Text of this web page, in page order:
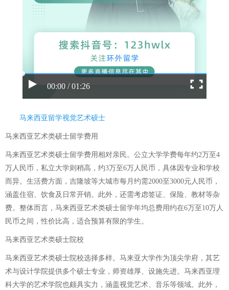
00:00 / 01:26
马来西亚留学视觉艺术硕士
马来西亚艺术类硕士留学费用
马来西亚艺术类硕士留学费用相对亲民。公立大学学费每年约2万至4
万人民币，私立大学则稍高，约3万至6万人民币，具体因专业和学校
而异。生活费方面，吉隆坡等大城市每月约需2000至3000元人民币，
涵盖住宿、饮食及日常开销。此外，还需考虑签证、保险、教材等杂
费。整体而言，马来西亚艺术类硕士留学年均总费用约在6万至10万人
民币之间，性价比高，适合预算有限的学生。
马来西亚艺术类硕士院校
马来西亚艺术类硕士院校选择多样。马来亚大学作为顶尖学府，其艺
术与设计学院提供多个硕士专业，师资雄厚、设施先进。马来西亚理
科大学的艺术学院也颇具实力，涵盖视觉艺术、音乐等领域。此外，